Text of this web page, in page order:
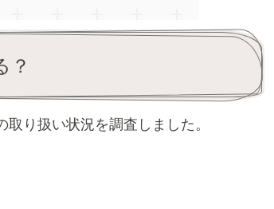
？
り扱い状況を調査しました。